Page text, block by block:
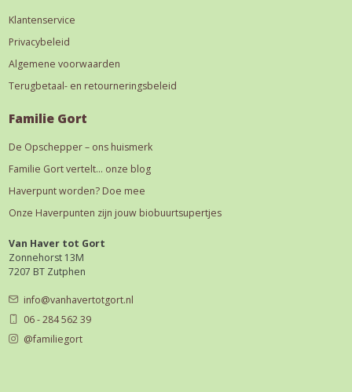
Klantenservice
Privacybeleid
Algemene voorwaarden
Terugbetaal- en retourneringsbeleid
Familie Gort
De Opschepper – ons huismerk
Familie Gort vertelt… onze blog
Haverpunt worden? Doe mee
Onze Haverpunten zijn jouw biobuurtsupertjes
Van Haver tot Gort
Zonnehorst 13M
7207 BT Zutphen
info@vanhavertotgort.nl
06 - 284 562 39
@familiegort